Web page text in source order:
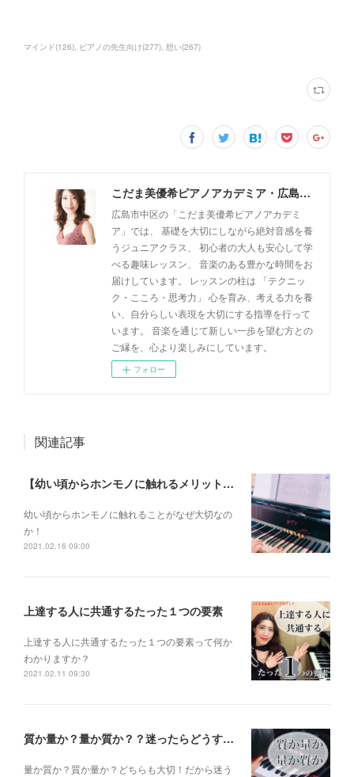
マインド(126) ピアノの先生向け(277) 想い(267)
こだま美優希ピアノアカデミア・広島市中区
広島市中区の「こだま美優希ピアノアカデミ
ア」では、 基礎を大切にしながら絶対音感を養
うジュニアクラス、 初心者の大人も安心して学
べる趣味レッスン、 音楽のある豊かな時間をお
届けしています。 レッスンの柱は 「テクニッ
ク・こころ・思考力」 心を育み、考える力を養
い、自分らしい表現を大切にする指導を行って
います。 音楽を通じて新しい一歩を望む方との
ご縁を、心より楽しみにしています。
フォロー
関連記事
【幼い頃からホンモノに触れるメリットとは？】
幼い頃からホンモノに 触れることがなぜ大切なの
か！
2021.02.16 09:00
上達する人に共通するたった１つの要素
上達する人に共通するたった１つの要素って何か
わかりますか？
2021.02.11 09:30
質か量か？量か質か？？迷ったらどうする？？？
量か質か？ 質か量か？ どちらも大切！だから迷う